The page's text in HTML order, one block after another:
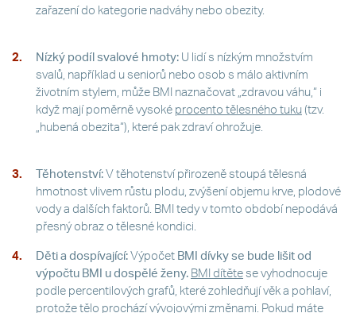
zařazení do kategorie nadváhy nebo obezity.
Nízký podíl svalové hmoty: U lidí s nízkým množstvím
svalů, například u seniorů nebo osob s málo aktivním
životním stylem, může BMI naznačovat „zdravou váhu,“ i
když mají poměrně vysoké procento tělesného tuku (tzv.
„hubená obezita“), které pak zdraví ohrožuje.
Těhotenství: V těhotenství přirozeně stoupá tělesná
hmotnost vlivem růstu plodu, zvýšení objemu krve, plodové
vody a dalších faktorů. BMI tedy v tomto období nepodává
přesný obraz o tělesné kondici.
Děti a dospívající: Výpočet BMI dívky se bude lišit od
výpočtu BMI u dospělé ženy. BMI dítěte se vyhodnocuje
podle percentilových grafů, které zohledňují věk a pohlaví,
protože tělo prochází vývojovými změnami. Pokud máte